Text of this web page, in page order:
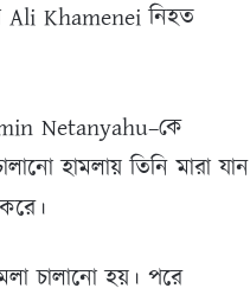
Ali Khamenei নিহত
Netanyahu–কে
হামলায় তিনি মারা যান
চালানো হয়। পরে